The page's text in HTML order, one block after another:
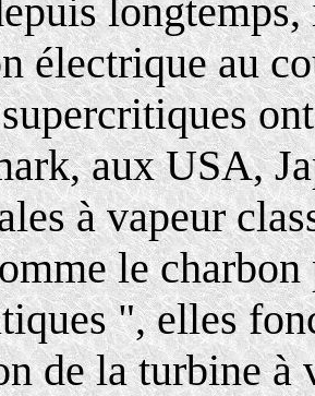
électrique au
aux USA,
à vapeur
le
", elles
de la turbine à